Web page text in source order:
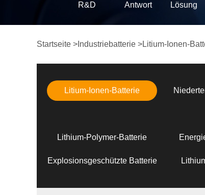
R&D
Antwort
Lösung
Startseite > Industriebatterie >Litium-Ionen-
Litium-Ionen-Batterie
Lithium-Polymer-Batterie
Explosionsgeschützte Batterie